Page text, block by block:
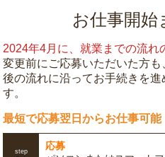
お仕事開始
2024年4月に、就業までの流れ
変更前にご応募いただいた方
後の流れに沿ってお手続きを
す。
最短で応募翌日からお仕事可能
step
応募